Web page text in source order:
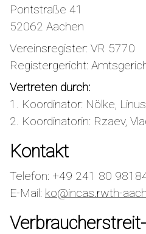
Pontstraße 41
52062 Aachen
Vereinsregister: VR 5770
Registergericht:
Vertreten durch:
1. Koordinator: Nölke,
2. Koordinatorin: Rzaev,
Kontakt
Telefon: +49 241 80
E-Mail: ko@incas.rwth-
Verbraucher­streit­